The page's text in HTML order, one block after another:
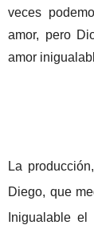
veces
amor, pero
amor
La
Diego, que
Inigualable